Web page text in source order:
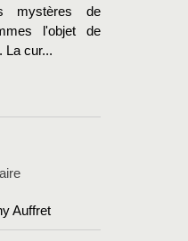
mystères de
l'objet de
La cur...
Auffret